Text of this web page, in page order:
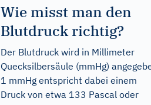
Wie misst man den
Blutdruck richtig?
Der Blutdruck wird in Millimeter
Quecksilbersäule (mmHg)
1 mmHg entspricht dabei einem
Druck von etwa 133 Pascal oder